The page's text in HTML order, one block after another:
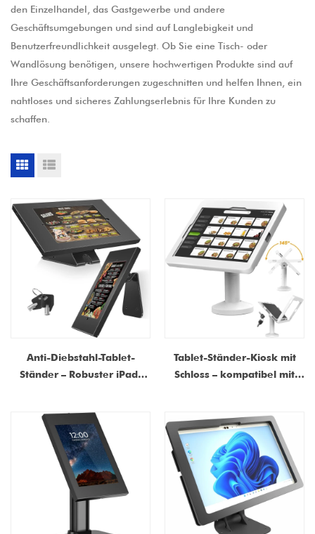
den Einzelhandel, das Gastgewerbe und andere
Geschäftsumgebungen und sind auf Langlebigkeit und
Benutzerfreundlichkeit ausgelegt. Ob Sie eine Tisch- oder
Wandlösung benötigen, unsere hochwertigen Produkte sind auf
Ihre Geschäftsanforderungen zugeschnitten und helfen Ihnen, ein
nahtloses und sicheres Zahlungserlebnis für Ihre Kunden zu
schaffen.
Anti-Diebstahl-Tablet-
Ständer – Robuster iPad-
zur Tisch- und
Wandmontage für
Einzelhandels-POS
Tablet-Ständer-Kiosk mit
Schloss – kompatibel mit
4/5, iPad Air 11", iPad 11"
(A16)